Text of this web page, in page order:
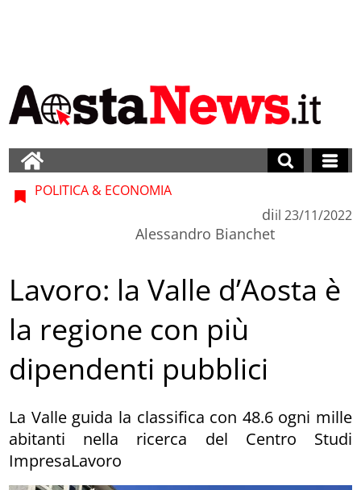
POLITICA & ECONOMIA
di
Alessandro Bianchet
il 23/11/2022
Lavoro: la Valle d’Aosta è
la regione con più
dipendenti pubblici
La Valle guida la classifica con 48.6 ogni mille
abitanti nella ricerca del Centro Studi
ImpresaLavoro